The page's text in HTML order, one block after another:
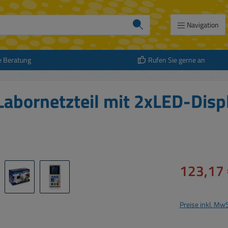
Navigation
Beratung Rufen Sie gerne an
mit 2xLED-
Verkaufspreis:
123,17
Preise inkl.